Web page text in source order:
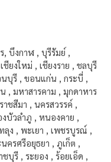
บึงกาฬ , บุรีรัมย์ ,
ยงใหม่ , เชียงราย , ชลบุรี
บุรี , ขอนแก่น , กระบี่ ,
, มหาสารคาม , มุกดาหาร
สีมา , นครสวรรค์ ,
บัวลำภู , หนองคาย ,
, พะเยา , เพชรบูรณ์ ,
รศรีอยุธยา , ภูเก็ต ,
รี , ระยอง , ร้อยเอ็ด ,